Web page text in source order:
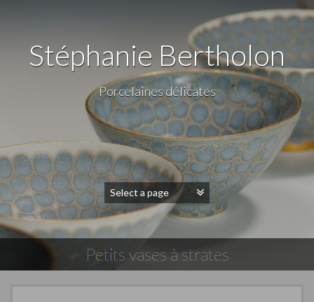
Stéphanie Bertholon
Porcelaines délicates
Petits vases à strates